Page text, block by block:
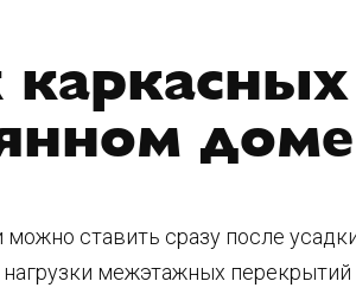
доме
ставить сразу после
межэтажных